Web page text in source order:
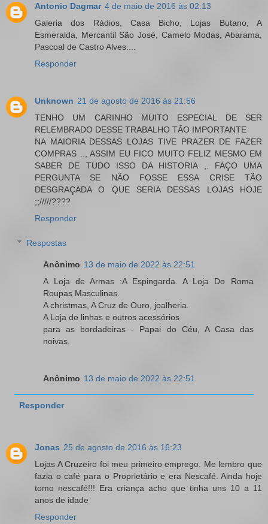
Antonio Dagmar 4 de maio de 2016 às 02:13
Galeria dos Rádios, Casa Bicho, Lojas Butano, A
Esmeralda, Mercantil São José, Camelo Modas, Abarama,
Pascoal de Castro Alves....
Responder
Unknown 21 de agosto de 2016 às 21:56
TENHO UM CARINHO MUITO ESPECIAL DE SER
RELEMBRADO DESSE TRABALHO TÃO IMPORTANTE
NA MAIORIA DESSAS LOJAS TIVE PRAZER DE FAZER
COMPRAS .., ASSIM EU FICO MUITO FELIZ MESMO EM
SABER DE TUDO ISSO DA HISTORIA ,. FAÇO UMA
PERGUNTA SE NÃO FOSSE ESSA CRISE TÃO
DESGRAÇADA O QUE SERIA DESSAS LOJAS HOJE
;;/////????
Responder
Respostas
Anônimo 13 de maio de 2022 às 22:51
A Loja de Armas :A Espingarda. A Loja Do Roma
Roupas Masculinas.
A christmas, A Cruz de Ouro, joalheria.
A Loja de linhas e outros acessórios
para as bordadeiras - Papai do Céu, A Casa das
noivas,
Anônimo 13 de maio de 2022 às 22:51
Responder
Jonas 25 de agosto de 2016 às 16:23
Lojas A Cruzeiro foi meu primeiro emprego. Me lembro que
fazia o café para o Proprietário e era Nescafé. Ainda hoje
tomo nescafé!!! Era criança acho que tinha uns 10 a 11
anos de idade
Responder